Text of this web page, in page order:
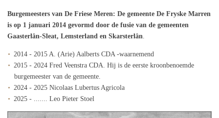
Burgemeesters van De Friese Meren: De gemeente De Fryske Marren
is op 1 januari 2014 gevormd door de fusie van de gemeenten
Gaasterlân-Sleat, Lemsterland en Skarsterlân.
2014 - 2015 A. (Arie) Aalberts CDA -waarnemend
2015 - 2024 Fred Veenstra CDA. Hij is de eerste kroonbenoemde
burgemeester van de gemeente.
2024 - 2025 Nicolaas Lubertus Agricola
2025 - ....... Leo Pieter Stoel